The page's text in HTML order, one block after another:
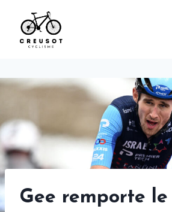
content
Gee remporte